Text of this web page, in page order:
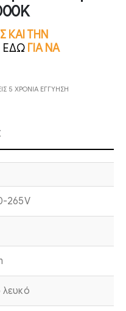
ΚΑΙ ΤΗΝ
ΕΔΩ ΓΙΑ ΝΑ
5 ΧΡΟΝΙΑ ΕΓΓΥΗΣΗ
265V